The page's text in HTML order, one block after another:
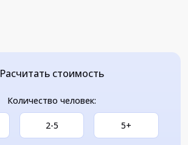
Расчитать стоимость
Количество человек:
2-5 5+